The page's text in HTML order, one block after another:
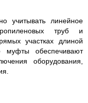
учитывать линейное
труб и
участках длиной
муфты обеспечивают
оборудования,